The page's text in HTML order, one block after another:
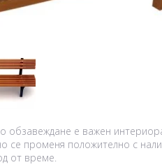
обзавеждане е важен
се променя положително с
от време.